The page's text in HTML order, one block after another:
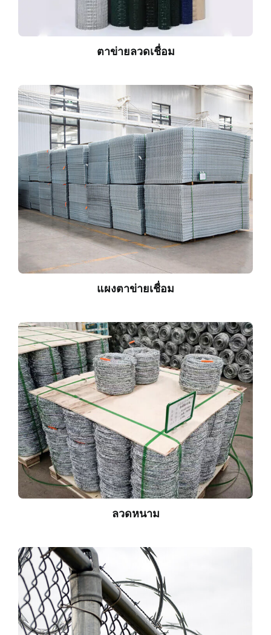
ตาข่ายลวดเชื่อม
แผงตาข่ายเชื่อม
ลวดหนาม